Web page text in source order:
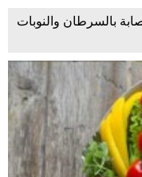
بالسرطان والنوبات